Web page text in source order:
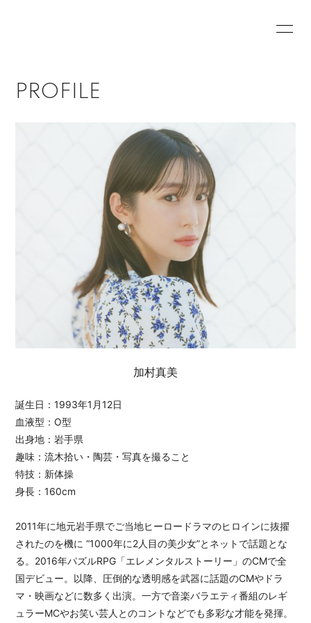
PROFILE
MOVIE
PHOTO
会員登録 ログイン
PROFILE
加村真美
誕生日：1993年1月12日
血液型：O型
出身地：岩手県
趣味：流木拾い・陶芸・写真を撮ること
特技：新体操
身長：160cm
2011年に地元岩手県でご当地ヒーロードラマのヒロインに抜擢
されたのを機に “1000年に2人目の美少女”とネットで話題とな
る。2016年パズルRPG「エレメンタルストーリー」のCMで全
国デビュー。以降、圧倒的な透明感を武器に話題のCMやドラ
マ・映画などに数多く出演。一方で音楽バラエティ番組のレギ
ュラーMCやお笑い芸人とのコントなどでも多彩な才能を発揮。